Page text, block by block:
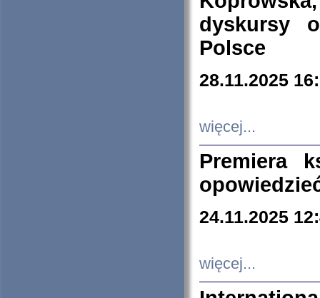
dyskursy
Polsce
28.11.2025
więcej...
Premiera
24.11.2025
więcej...